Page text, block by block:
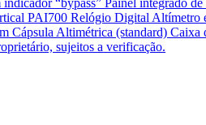
“bypass” Painel integrado
PAI700 Relógio Digital
Altimétrica (standard)
sujeitos a verificação.